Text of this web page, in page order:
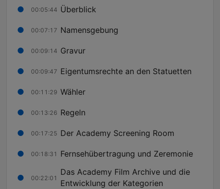
00:05:44 Überblick
00:07:17 Namensgebung
00:09:14 Gravur
00:09:47 Eigentumsrechte an den Statuetten
00:11:29 Wähler
00:13:26 Regeln
00:17:25 Der Academy Screening Room
00:18:31 Fernsehübertragung und Zeremonie
00:22:01
Das Academy Film Archive und die
Entwicklung der Kategorien